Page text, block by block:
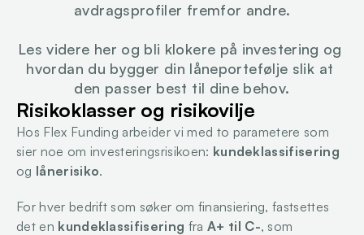
avdragsprofiler fremfor andre.
Les videre her og bli klokere på investering og
hvordan du bygger din låneportefølje slik at
den passer best til dine behov.
Risikoklasser og risikovilje
Hos Flex Funding arbeider vi med to parametere som
sier noe om investeringsrisikoen: kundeklassifisering
og lånerisiko.
For hver bedrift som søker om finansiering, fastsettes
det en kundeklassifisering fra A+ til C-, som